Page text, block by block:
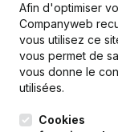
Choisissez
granulaires
Recevez
importants
Essayer
Afin d'optimiser
Companyweb
vous utilisez ce
vous permet de
vous donne le
utilisées.
Cookies